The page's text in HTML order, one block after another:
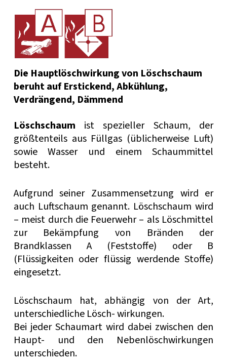
Die Hauptlöschwirkung von Löschschaum
beruht auf Erstickend, Abkühlung,
Verdrängend, Dämmend
Löschschaum ist spezieller Schaum, der
größtenteils aus Füllgas (üblicherweise Luft)
sowie Wasser und einem Schaummittel
besteht.
Aufgrund seiner Zusammensetzung wird er
auch Luftschaum genannt. Löschschaum wird
– meist durch die Feuerwehr – als Löschmittel
zur Bekämpfung von Bränden der
Brandklassen A (Feststoffe) oder B
(Flüssigkeiten oder flüssig werdende Stoffe)
eingesetzt.
Löschschaum hat, abhängig von der Art,
unterschiedliche Lösch- wirkungen.
Bei jeder Schaumart wird dabei zwischen den
Haupt- und den Nebenlöschwirkungen
unterschieden.